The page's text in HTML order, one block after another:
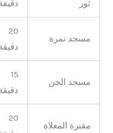
ثور
مسجد نمرة
20
مسجد الجن
15
مقبرة المعلاة
20